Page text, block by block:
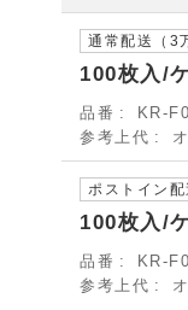
通常配送（3
100枚入/
品番
KR-
参考上代
ポストイン配
100枚入/
品番
KR-
参考上代